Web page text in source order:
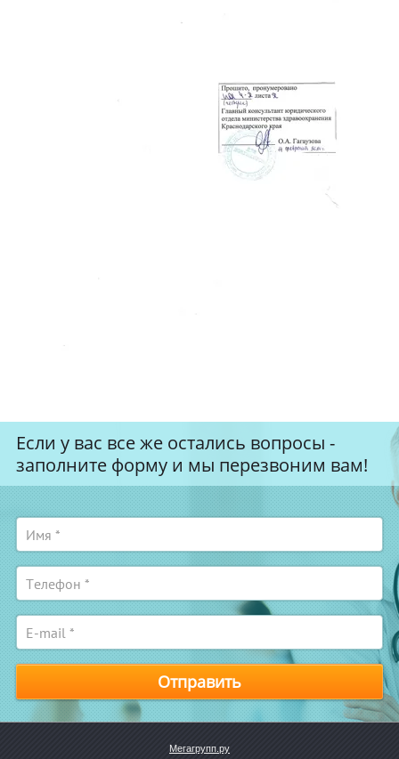
Если у вас все же остались вопросы -
заполните форму и мы перезвоним вам!
Отправить
Мегагрупп.ру